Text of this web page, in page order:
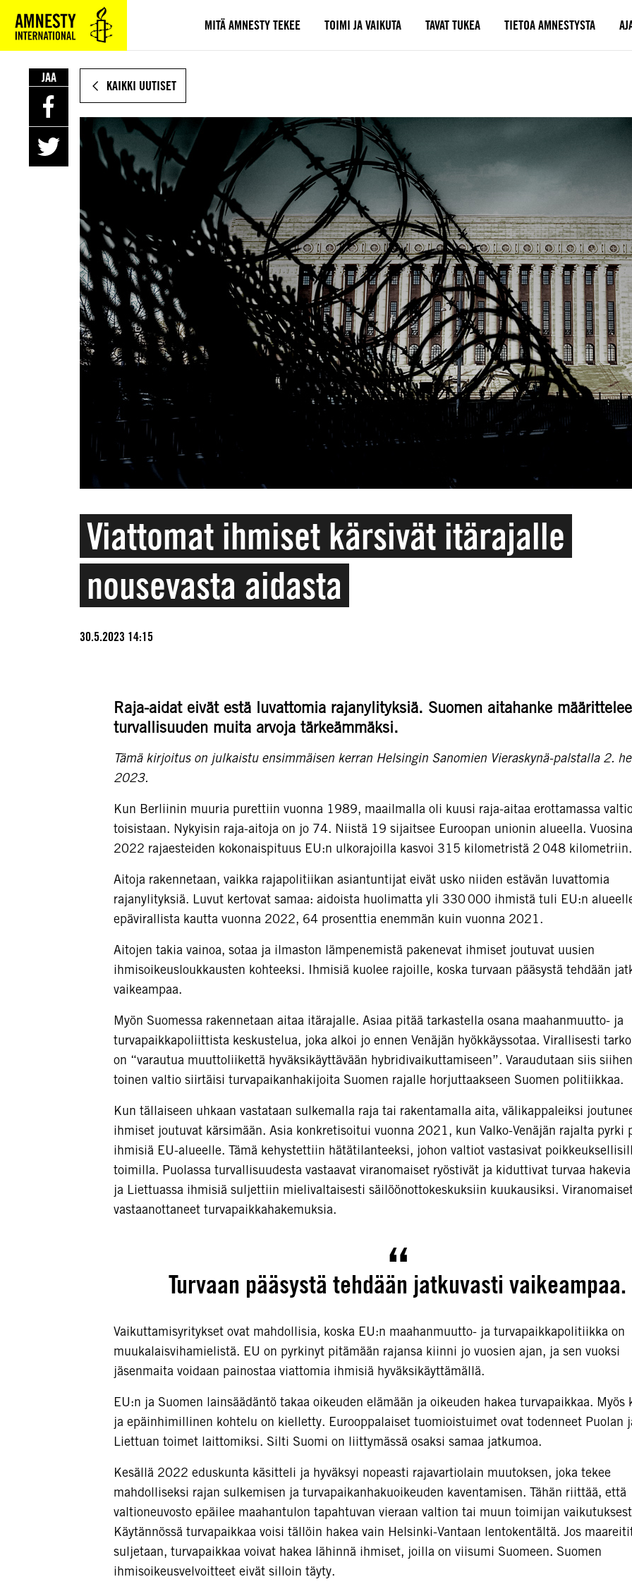
VARSINAISEEN
SISÄLTÖÖN
MITÄ AMNESTY TEKEE TOIMI JA VAIKUTA TAVAT TUKEA TIETOA AMNESTYSTA
KAIKKI UUTISET
Viattomat ihmiset kärsivät itärajalle
nousevasta aidasta
30.5.2023 14:15
Raja-aidat eivät estä luvattomia rajanylityksiä. Suomen aitahanke määrittelee
turvallisuuden muita arvoja tärkeämmäksi.
Tämä kirjoitus on julkaistu ensimmäisen kerran Helsingin Sanomien Vieraskynä-palstalla 2.
2023.
Kun Berliinin muuria purettiin vuonna 1989, maailmalla oli kuusi raja-aitaa erottamassa
toisistaan. Nykyisin raja-aitoja on jo 74. Niistä 19 sijaitsee Euroopan unionin alueella.
2022 rajaesteiden kokonaispituus EU:n ulkorajoilla kasvoi 315 kilometristä 2 048 kilometriin.
Aitoja rakennetaan, vaikka rajapolitiikan asiantuntijat eivät usko niiden estävän luvattomia
rajanylityksiä. Luvut kertovat samaa: aidoista huolimatta yli 330 000 ihmistä tuli EU:n
epävirallista kautta vuonna 2022, 64 prosenttia enemmän kuin vuonna 2021.
Aitojen takia vainoa, sotaa ja ilmaston lämpenemistä pakenevat ihmiset joutuvat uusien
ihmisoikeusloukkausten kohteeksi. Ihmisiä kuolee rajoille, koska turvaan pääsystä tehdään
vaikeampaa.
Myön Suomessa rakennetaan aitaa itärajalle. Asiaa pitää tarkastella osana maahanmuutto- ja
turvapaikkapoliittista keskustelua, joka alkoi jo ennen Venäjän hyökkäyssotaa. Virallisesti
on “varautua muuttoliikettä hyväksikäyttävään hybridivaikuttamiseen”. Varaudutaan siis
toinen valtio siirtäisi turvapaikanhakijoita Suomen rajalle horjuttaakseen Suomen politiikkaa.
Kun tällaiseen uhkaan vastataan sulkemalla raja tai rakentamalla aita, välikappaleiksi
ihmiset joutuvat kärsimään. Asia konkretisoitui vuonna 2021, kun Valko-Venäjän rajalta pyrki
ihmisiä EU-alueelle. Tämä kehystettiin hätätilanteeksi, johon valtiot vastasivat
toimilla. Puolassa turvallisuudesta vastaavat viranomaiset ryöstivät ja kiduttivat turvaa
ja Liettuassa ihmisiä suljettiin mielivaltaisesti säilöönottokeskuksiin kuukausiksi.
vastaanottaneet turvapaikkahakemuksia.
Turvaan pääsystä tehdään jatkuvasti vaikeampaa.
Vaikuttamisyritykset ovat mahdollisia, koska EU:n maahanmuutto- ja turvapaikkapolitiikka on
muukalaisvihamielistä. EU on pyrkinyt pitämään rajansa kiinni jo vuosien ajan, ja sen vuoksi
jäsenmaita voidaan painostaa viattomia ihmisiä hyväksikäyttämällä.
EU:n ja Suomen lainsäädäntö takaa oikeuden elämään ja oikeuden hakea turvapaikkaa. Myös
ja epäinhimillinen kohtelu on kielletty. Eurooppalaiset tuomioistuimet ovat todenneet Puolan
Liettuan toimet laittomiksi. Silti Suomi on liittymässä osaksi samaa jatkumoa.
Kesällä 2022 eduskunta käsitteli ja hyväksyi nopeasti rajavartiolain muutoksen, joka tekee
mahdolliseksi rajan sulkemisen ja turvapaikanhakuoikeuden kaventamisen. Tähän riittää, että
valtioneuvosto epäilee maahantulon tapahtuvan vieraan valtion tai muun toimijan
Käytännössä turvapaikkaa voisi tällöin hakea vain Helsinki-Vantaan lentokentältä. Jos
suljetaan, turvapaikkaa voivat hakea lähinnä ihmiset, joilla on viisumi Suomeen. Suomen
ihmisoikeusvelvoitteet eivät silloin täyty.
JAA